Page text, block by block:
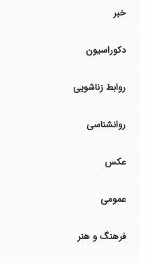
خبر
دکوراسیون
روابط زناشویی
روانشناسی
عکس
عمومی
فرهنگ و هنر